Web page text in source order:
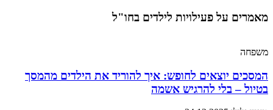
מאמרים על פעילויות לילדים בחו"ל
משפחה
המסכים יוצאים לחופש: איך להוריד את הילדים מהמסך
בטיול – בלי להרגיש אשמה